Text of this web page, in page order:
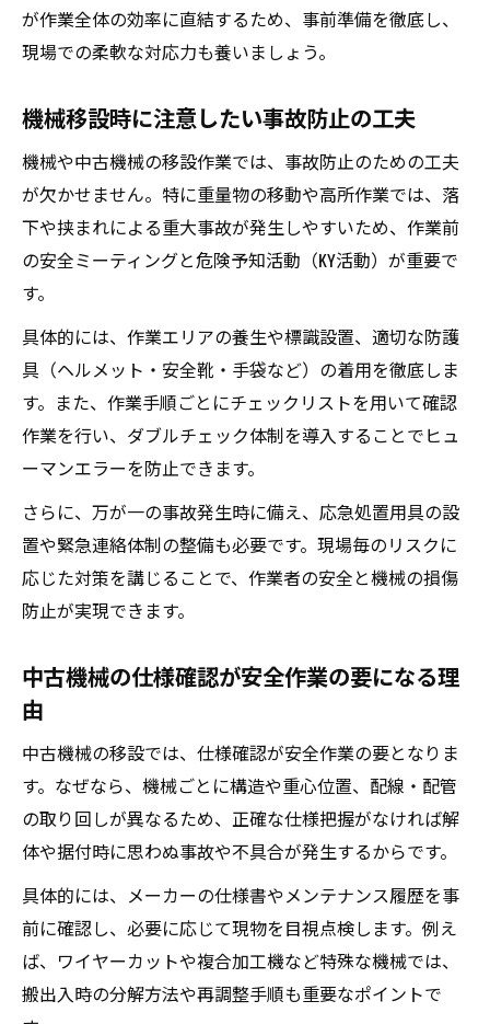
が作業全体の効率に直結するため、事前準備を徹底し、
現場での柔軟な対応力も養いましょう。
機械移設時に注意したい事故防止の工夫
機械や中古機械の移設作業では、事故防止のための工夫
が欠かせません。特に重量物の移動や高所作業では、落
下や挟まれによる重大事故が発生しやすいため、作業前
の安全ミーティングと危険予知活動（KY活動）が重要で
す。
具体的には、作業エリアの養生や標識設置、適切な防護
具（ヘルメット・安全靴・手袋など）の着用を徹底しま
す。また、作業手順ごとにチェックリストを用いて確認
作業を行い、ダブルチェック体制を導入することでヒュ
ーマンエラーを防止できます。
さらに、万が一の事故発生時に備え、応急処置用具の設
置や緊急連絡体制の整備も必要です。現場毎のリスクに
応じた対策を講じることで、作業者の安全と機械の損傷
防止が実現できます。
中古機械の仕様確認が安全作業の要になる理
由
中古機械の移設では、仕様確認が安全作業の要となりま
す。なぜなら、機械ごとに構造や重心位置、配線・配管
の取り回しが異なるため、正確な仕様把握がなければ解
体や据付時に思わぬ事故や不具合が発生するからです。
具体的には、メーカーの仕様書やメンテナンス履歴を事
前に確認し、必要に応じて現物を目視点検します。例え
ば、ワイヤーカットや複合加工機など特殊な機械では、
搬出入時の分解方法や再調整手順も重要なポイントで